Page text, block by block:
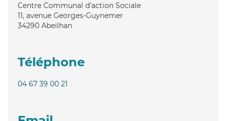
Centre Communal d'action Sociale
11, avenue Georges-Guynemer
34290 Abeilhan
Téléphone
04 67 39 00 21